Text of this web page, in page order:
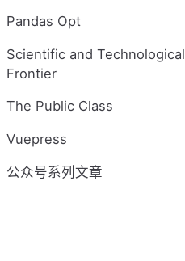
Pandas Opt
Scientific and Technological
Frontier
The Public Class
Vuepress
公众号系列文章